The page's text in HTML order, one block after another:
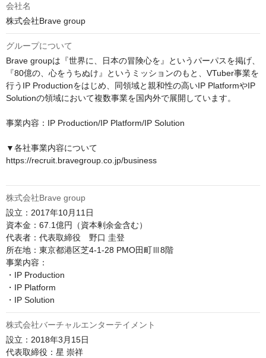
会社名
株式会社Brave group
グループについて
Brave groupは『世界に、日本の冒険心を』というパーパスを掲げ、
『80億の、心をうちぬけ』というミッションのもと、VTuber事業を
行うIP Productionをはじめ、同領域と親和性の高いIP PlatformやIP
Solutionの領域において複数事業を国内外で展開しています。
事業内容：IP Production/IP Platform/IP Solution
▼各社事業内容について
https://recruit.bravegroup.co.jp/business
株式会社Brave group
設立：2017年10月11日
資本金：67.1億円（資本剰余金含む）
代表者：代表取締役　野口 圭登
所在地：東京都港区芝4-1-28 PMO田町Ⅲ8階
事業内容：
・IP Production
・IP Platform
株式会社バーチャルエンターテイメント
設立：2018年3月15日
代表取締役：星 崇祥